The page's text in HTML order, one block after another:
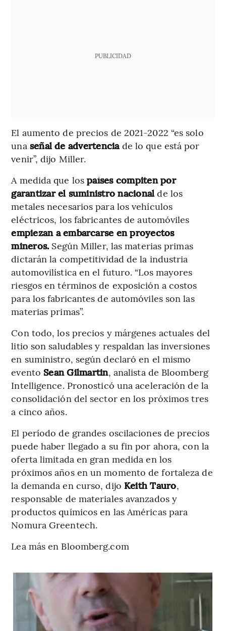
PUBLICIDAD
El aumento de precios de 2021-2022 “es solo
una señal de advertenciade lo que está por
venir”, dijo Miller.
A medida que los países compiten por
garantizar el suministro nacional de los
metales necesarios para los vehículos
eléctricos, los fabricantes de automóviles
empiezan a embarcarse en proyectos
mineros. Según Miller, las materias primas
dictarán la competitividad de la industria
automovilística en el futuro. “Los mayores
riesgos en términos de exposición a costos
para los fabricantes de automóviles son las
materias primas”.
Con todo, los precios y márgenes actuales del
litio son saludables y respaldan las inversiones
en suministro, según declaró en el mismo
evento Sean Gilmartin, analista de Bloomberg
Intelligence. Pronosticó una aceleración de la
consolidación del sector en los próximos tres
a cinco años.
El período de grandes oscilaciones de precios
puede haber llegado a su fin por ahora, con la
oferta limitada en gran medida en los
próximos años en un momento de fortaleza de
la demanda en curso, dijo Keith Tauro,
responsable de materiales avanzados y
productos químicos en las Américas para
Nomura Greentech.
Lea más en Bloomberg.com